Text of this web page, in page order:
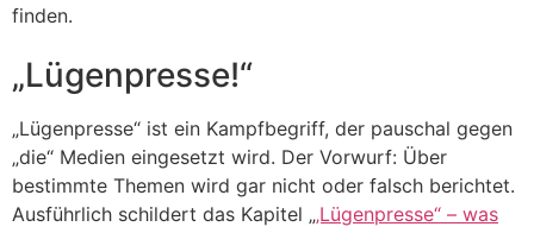
finden.
„Lügenpresse!“
„Lügenpresse“ ist ein Kampfbegriff, der pauschal gegen
„die“ Medien eingesetzt wird. Der Vorwurf: Über
bestimmte Themen wird gar nicht oder falsch berichtet.
Ausführlich schildert das Kapitel „‚Lügenpresse“ – was